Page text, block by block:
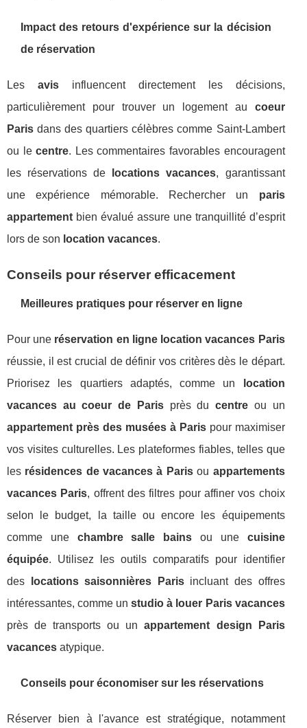
Impact des retours d'expérience sur la décision
de réservation
Les avisinfluencent directement les décisions,
particulièrement pour trouver un logement au coeur
Paris dans des quartiers célèbres comme Saint-Lambert
ou lecentre. Les commentaires favorables encouragent
les réservations de
locations vacances, garantissant
une expérience mémorable. Rechercher un paris
appartement bien évalué assure une tranquillité d’esprit
lors de son location vacances.
Conseils pour réserver efficacement
Meilleures pratiques pour réserver en ligne
Pour une réservation en ligne location vacances Paris
réussie, il est crucial de définir vos critères dès le départ.
Priorisez les quartiers adaptés, comme un
location
vacances au coeur de Parisprès ducentre ou un
appartement près des musées à Parispour maximiser
vos visites culturelles. Les plateformes fiables, telles que
les résidences de vacances à Parisou appartements
vacances Paris, offrent des filtres pour affiner vos choix
selon le budget, la taille ou encore les équipements
comme une chambre salle bains ou une cuisine
équipée. Utilisez les outils comparatifs pour identifier
des
locations saisonnières Parisincluant des offres
intéressantes, comme unstudio à louer Paris vacances
près de transports ou unappartement design Paris
vacances atypique.
Conseils pour économiser sur les réservations
Réserver bien à l'avance est stratégique, notamment